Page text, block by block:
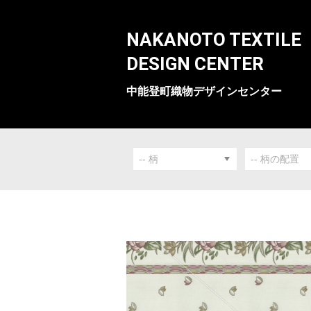
NAKANOTO TEXTILE
DESIGN CENTER
中能登町織物デザインセンター